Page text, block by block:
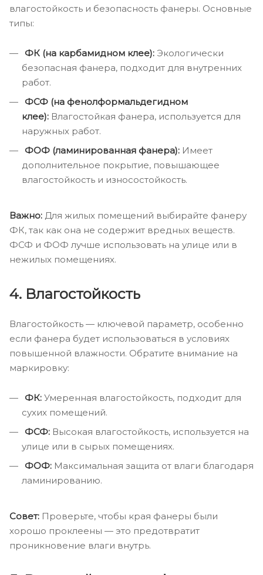
влагостойкость и безопасность фанеры. Основные
типы:
ФК (на карбамидном клее): Экологически
безопасная фанера, подходит для внутренних
работ.
ФСФ (на фенолформальдегидном
клее): Влагостойкая фанера, используется для
наружных работ.
ФОФ (ламинированная фанера): Имеет
дополнительное покрытие, повышающее
влагостойкость и износостойкость.
Важно: Для жилых помещений выбирайте фанеру
ФК, так как она не содержит вредных веществ.
ФСФ и ФОФ лучше использовать на улице или в
нежилых помещениях.
4. Влагостойкость
Влагостойкость — ключевой параметр, особенно
если фанера будет использоваться в условиях
повышенной влажности. Обратите внимание на
маркировку:
ФК: Умеренная влагостойкость, подходит для
сухих помещений.
ФСФ: Высокая влагостойкость, используется на
улице или в сырых помещениях.
ФОФ: Максимальная защита от влаги благодаря
ламинированию.
Совет: Проверьте, чтобы края фанеры были
хорошо проклеены — это предотвратит
проникновение влаги внутрь.